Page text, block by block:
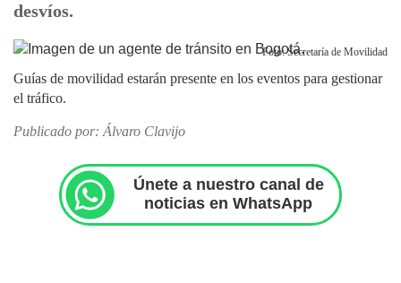
desvíos.
Foto: Secretaría de Movilidad
Guías de movilidad estarán presente en los eventos para gestionar
el tráfico.
Publicado por: Álvaro Clavijo
Únete a nuestro canal de
noticias en WhatsApp